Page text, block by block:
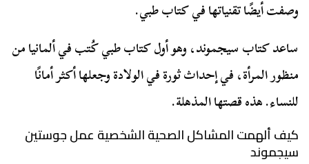
وصفت أيضًا تقنياتها في كتاب طبي.
ساعد كتاب سيجموند، وهو أول كتاب طبي كُتب في ألمانيا من
منظور المرأة، في إحداث ثورة في الولادة وجعلها أكثر أمانًا
للنساء. هذه قصتها المذهلة.
كيف ألهمت المشاكل الصحية الشخصية عمل جوستين
سيجموند